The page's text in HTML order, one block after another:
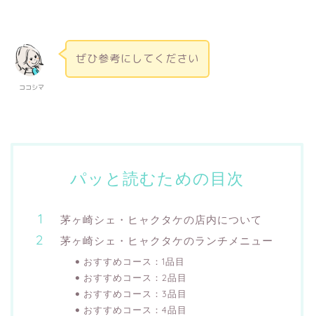
ココシマ
ぜひ参考にしてください
パッと読むための目次
茅ヶ崎シェ・ヒャクタケの店内について
茅ヶ崎シェ・ヒャクタケのランチメニュー
おすすめコース：1品目
おすすめコース：2品目
おすすめコース：3品目
おすすめコース：4品目